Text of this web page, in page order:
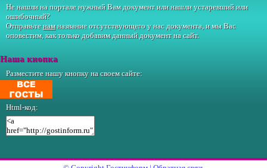
Не нашли на портале нужный Вам документ или нашли устаревший или
ошибочный?
Отправьтенамназвание отсутствующего у нас документа, и мы Вас
оповестим, как только добавим данный документ на сайт.
Наша кнопка
Разместите нашу кнопку на своем сайте:
Html-код: